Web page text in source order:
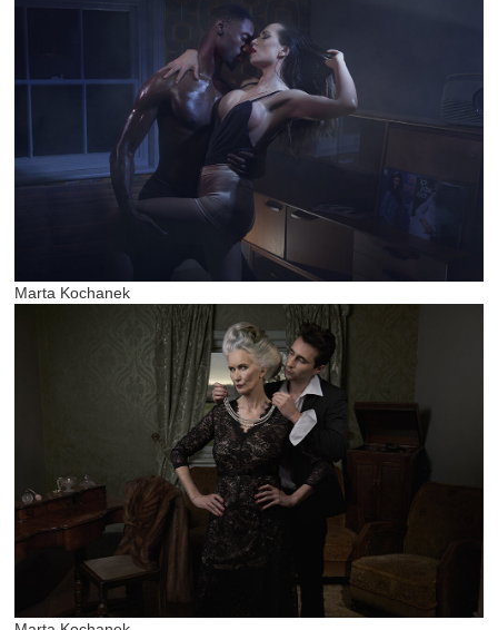
Marta Kochanek